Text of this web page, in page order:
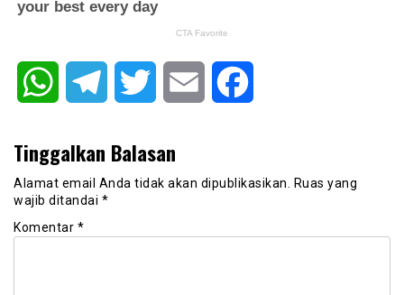
WhatsAppTelegram Twitter Email
Tinggalkan Balasan
Alamat email Anda tidak akan dipublikasikan.
Ruas yang
wajib ditandai *
Komentar *